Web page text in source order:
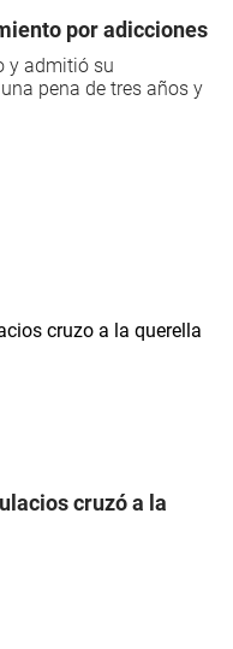
por adicciones
y admitió su
pena de tres años y
cruzó a la